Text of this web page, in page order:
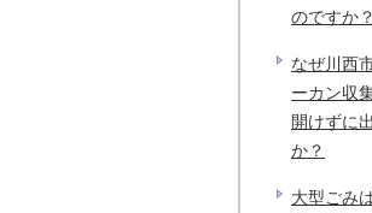
のですか？
なぜ川西
ーカン収
開けずに
か？
大型ごみ